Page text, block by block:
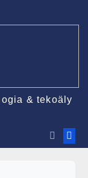
& tekoäly